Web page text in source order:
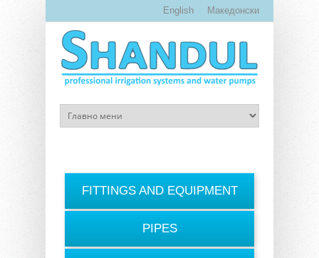
English Македонски
FITTINGS AND EQUIPMENT
PIPES